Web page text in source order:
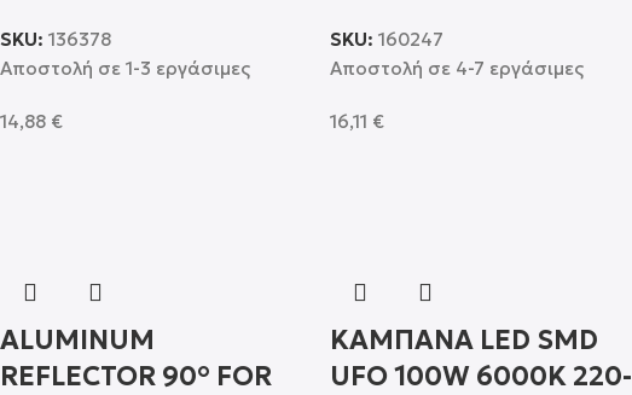
SKU: 136378
Αποστολή σε 1-3 εργάσιμες
14,88 €
SKU: 160247
Αποστολή σε 4-7 εργάσιμες
16,11 €
ALUMINUM
REFLECTOR 90° FOR
ΚΑΜΠΑΝΑ LED SMD
UFO 100W 6000K 220-